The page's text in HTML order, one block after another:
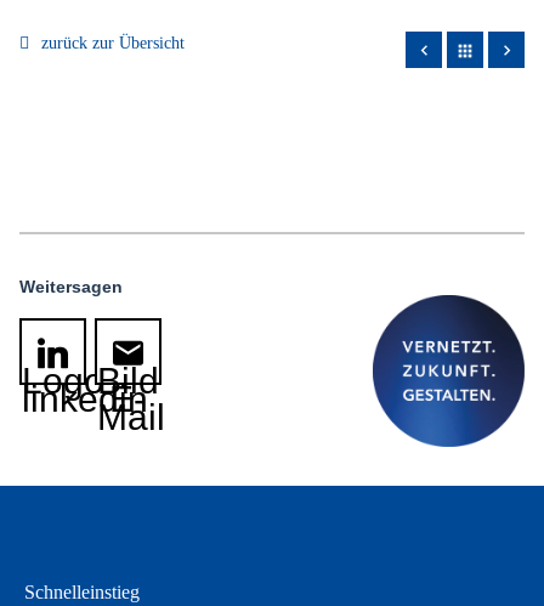
zurück zur Übersicht apps
Weitersagen
Logo
linkedin
Bild
E-
Mail
Schnelleinstieg